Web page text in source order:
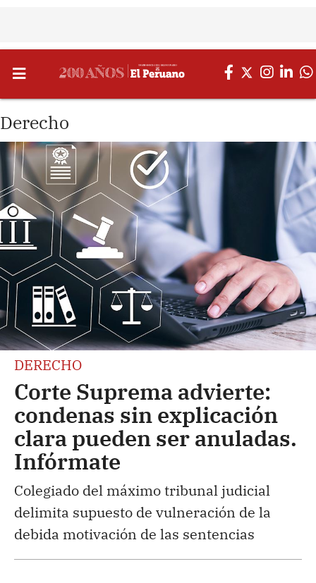
Derecho
DERECHO
Corte Suprema advierte:
condenas sin explicación
clara pueden ser anuladas.
Infórmate
Colegiado del máximo tribunal judicial
delimita supuesto de vulneración de la
debida motivación de las sentencias